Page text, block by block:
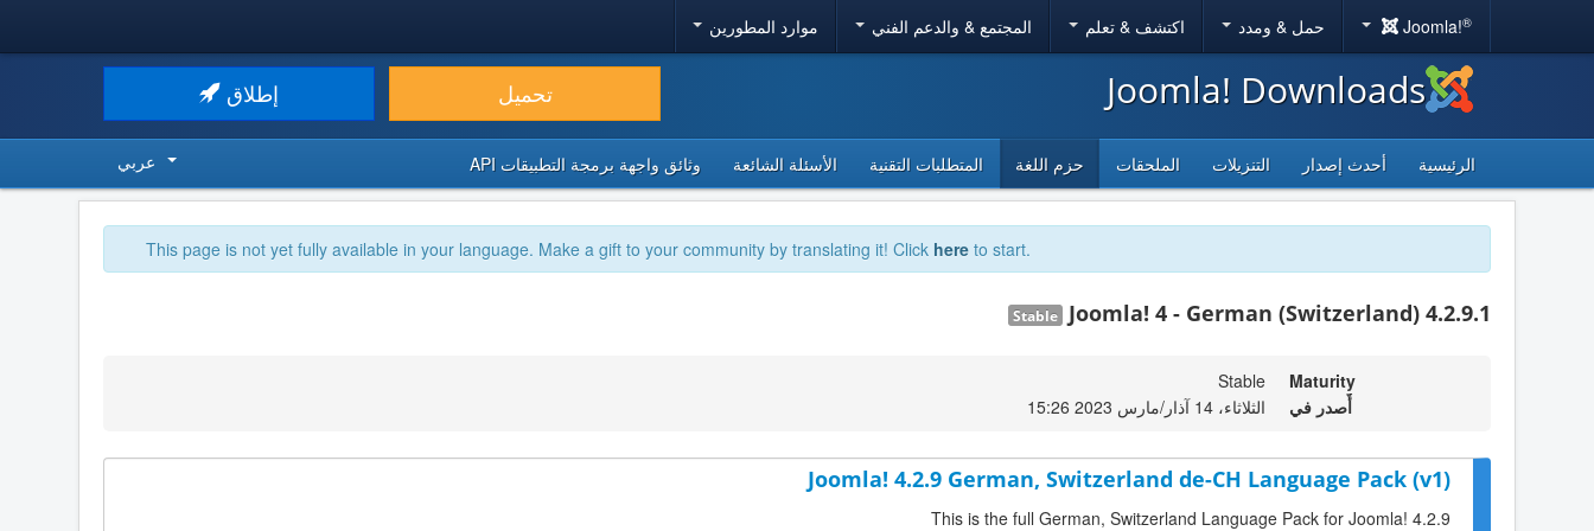
Joomla!® حمل & ومدد اكتشف & تعلم المجتمع & والدعم الفني موارد المطورين
Joomla! Downloads تحميل إطلاق
الرئيسية أحدث إصدار التنزيلات الملحقات حزم اللغة المتطلبات التقنية الأسئلة الشائعة وثائق واجهة برمجة التطبيقات API عربي
This page is not yet fully available in your language. Make a gift to your community by translating it! Click here to start.
Joomla! 4 - German (Switzerland) 4.2.9.1
Stable
Maturity
Stable
أٌصدر في
الثلاثاء، 14 آذار/مارس 2023 15:26
Joomla! 4.2.9 German, Switzerland de-CH Language Pack (v1)
This is the full German, Switzerland Language Pack for Joomla! 4.2.9